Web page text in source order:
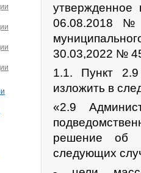
утвержденное
06.08.2018 №
30.03,2022 №
1.1. Пункт
изложить в
«2.9
решение об
следующих